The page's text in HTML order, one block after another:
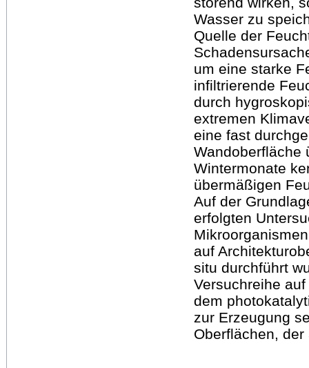
Wasser zu
Quelle der
um eine starke
infiltrierende
durch
extremen
eine fast
Wandoberfläche
Wintermonate
übermäßigen
Auf der
erfolgten
auf
situ durchführt
Versuchreihe
dem
zur Erzeugung
Oberflächen,